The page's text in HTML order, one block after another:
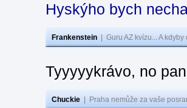
Hyskýho bych
Frankenstein Guru AZ kvízu... A
Tyyyyykrávo, no
Chuckie Praha nemůže za vaše